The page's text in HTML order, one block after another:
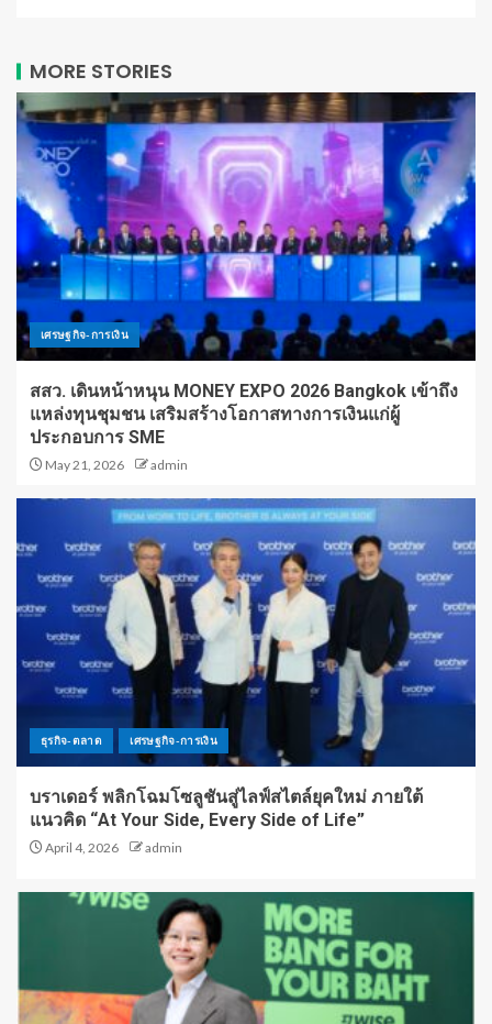
MORE STORIES
เศรษฐกิจ-การเงิน
สสว. เดินหน้าหนุน MONEY EXPO 2026 Bangkok เข้าถึง
แหล่งทุนชุมชน เสริมสร้างโอกาสทางการเงินแก่ผู้
ประกอบการ SME
May 21, 2026 admin
ธุรกิจ-ตลาด เศรษฐกิจ-การเงิน
บราเดอร์ พลิกโฉมโซลูชันสู่ไลฟ์สไตล์ยุคใหม่ ภายใต้
แนวคิด “At Your Side, Every Side of Life”
April 4, 2026 admin